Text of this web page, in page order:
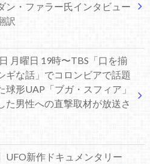
・ファラー氏インタビュー
訳
月曜日 19時〜TBS「口を揃
ギな話」でコロンビアで話題
球形UAP「ブガ・スフィア」
た男性への直撃取材が放送さ
UFO新作ドキュメンタリー